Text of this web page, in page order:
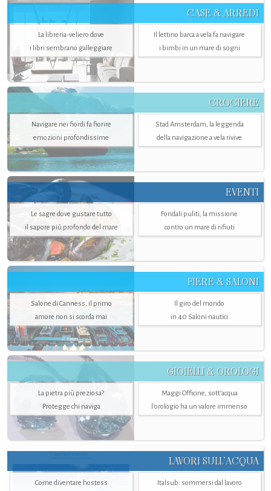
CASE & ARREDI
La libreria-veliero dove
i libri sembrano galleggiare
Il lettino barca a vela fa navigare
i bimbi in un mare di sogni
CROCIERE
Navigare nei fiordi fa fiorire
emozioni profondissime
Stad Amsterdam, la leggenda
della navigazione a vela rivive
EVENTI
Le sagre dove gustare tutto
il sapore più profondo del mare
Fondali puliti, la missione
contro un mare di rifiuti
FIERE & SALONI
Salone di Canness, il primo
amore non si scorda mai
Il giro del mondo
in 40 Saloni nautici
GIOIELLI & OROLOGI
La pietra più preziosa?
Protegge chi naviga
Maggi Officine, sott’acqua
l'orologio ha un valore immenso
LAVORI SULL’ACQUA
Come diventare hostess
Italsub: sommersi dal lavoro